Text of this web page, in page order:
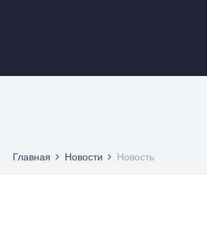
Главная Новости Новость